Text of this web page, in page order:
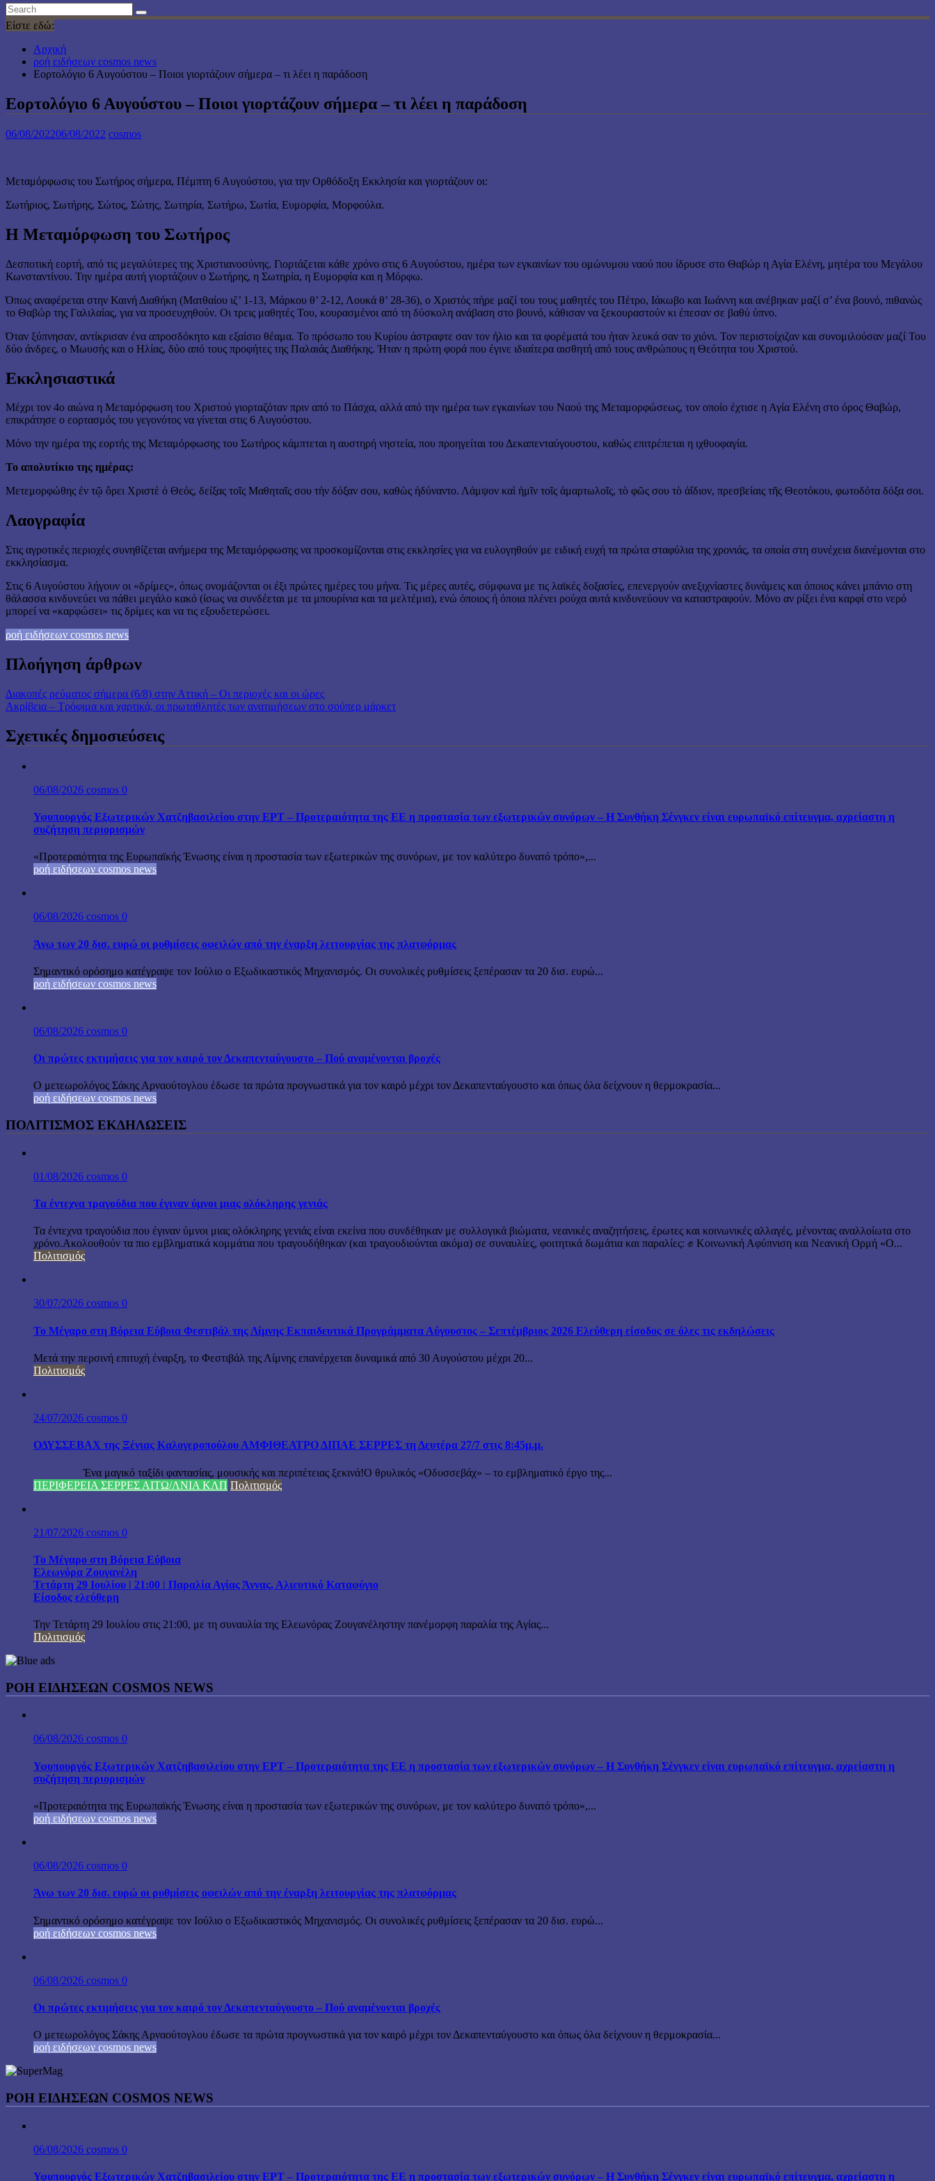
Είστε εδώ:
Αρχική
ροή ειδήσεων cosmos news
Εορτολόγιο 6 Αυγούστου – Ποιοι γιορτάζουν σήμερα – τι λέει η παράδοση
Εορτολόγιο 6 Αυγούστου – Ποιοι γιορτάζουν σήμερα – τι λέει η παράδοση
06/08/202206/08/2022 cosmos
Μεταμόρφωσις του Σωτήρος σήμερα, Πέμπτη 6 Αυγούστου, για την Ορθόδοξη Εκκλησία και γιορτάζουν οι:
Σωτήριος, Σωτήρης, Σώτος, Σώτης, Σωτηρία, Σωτήρω, Σωτία, Ευμορφία, Μορφούλα.
Η Μεταμόρφωση του Σωτήρος
Δεσποτική εορτή, από τις μεγαλύτερες της Χριστιανοσύνης. Γιορτάζεται κάθε χρόνο στις 6 Αυγούστου, ημέρα των εγκαινίων του ομώνυμου ναού που ίδρυσε στο Θαβώρ η Αγία Ελένη, μητέρα του Μεγάλου
Κωνσταντίνου. Την ημέρα αυτή γιορτάζουν ο Σωτήρης, η Σωτηρία, η Ευμορφία και η Μόρφω.
Όπως αναφέρεται στην Καινή Διαθήκη (Ματθαίου ιζ’ 1-13, Μάρκου θ’ 2-12, Λουκά θ’ 28-36), ο Χριστός πήρε μαζί του τους μαθητές του Πέτρο, Ιάκωβο και Ιωάννη και ανέβηκαν μαζί σ’ ένα βουνό, πιθανώς
το Θαβώρ της Γαλιλαίας, για να προσευχηθούν. Οι τρεις μαθητές Του, κουρασμένοι από τη δύσκολη ανάβαση στο βουνό, κάθισαν να ξεκουραστούν κι έπεσαν σε βαθύ ύπνο.
Όταν ξύπνησαν, αντίκρισαν ένα απροσδόκητο και εξαίσιο θέαμα. Το πρόσωπο του Κυρίου άστραφτε σαν τον ήλιο και τα φορέματά του ήταν λευκά σαν το χιόνι. Τον περιστοίχιζαν και συνομιλούσαν μαζί Του
δύο άνδρες, ο Μωυσής και ο Ηλίας, δύο από τους προφήτες της Παλαιάς Διαθήκης. Ήταν η πρώτη φορά που έγινε ιδιαίτερα αισθητή από τους ανθρώπους η Θεότητα του Χριστού.
Εκκλησιαστικά
Μέχρι τον 4ο αιώνα η Μεταμόρφωση του Χριστού γιορταζόταν πριν από το Πάσχα, αλλά από την ημέρα των εγκαινίων του Ναού της Μεταμορφώσεως, τον οποίο έχτισε η Αγία Ελένη στο όρος Θαβώρ,
επικράτησε ο εορτασμός του γεγονότος να γίνεται στις 6 Αυγούστου.
Μόνο την ημέρα της εορτής της Μεταμόρφωσης του Σωτήρος κάμπτεται η αυστηρή νηστεία, που προηγείται του Δεκαπενταύγουστου, καθώς επιτρέπεται η ιχθυοφαγία.
Το απολυτίκιο της ημέρας:
Μετεμορφώθης ἐν τῷ ὄρει Χριστὲ ὁ Θεός, δείξας τοῖς Μαθηταῖς σου τὴν δόξαν σου, καθὼς ἠδύναντο. Λάμψον καὶ ἡμῖν τοῖς ἁμαρτωλοῖς, τὸ φῶς σου τὸ ἀΐδιον, πρεσβείαις τῆς Θεοτόκου, φωτοδότα δόξα σοι.
Λαογραφία
Στις αγροτικές περιοχές συνηθίζεται ανήμερα της Μεταμόρφωσης να προσκομίζονται στις εκκλησίες για να ευλογηθούν με ειδική ευχή τα πρώτα σταφύλια της χρονιάς, τα οποία στη συνέχεια διανέμονται στο
εκκλησίασμα.
Στις 6 Αυγούστου λήγουν οι «δρίμες», όπως ονομάζονται οι έξι πρώτες ημέρες του μήνα. Τις μέρες αυτές, σύμφωνα με τις λαϊκές δοξασίες, επενεργούν ανεξιχνίαστες δυνάμεις και όποιος κάνει μπάνιο στη
θάλασσα κινδυνεύει να πάθει μεγάλο κακό (ίσως να συνδέεται με τα μπουρίνια και τα μελτέμια), ενώ όποιος ή όποια πλένει ρούχα αυτά κινδυνεύουν να καταστραφούν. Μόνο αν ρίξει ένα καρφί στο νερό
μπορεί να «καρφώσει» τις δρίμες και να τις εξουδετερώσει.
ροή ειδήσεων cosmos news
Πλοήγηση άρθρων
Διακοπές ρεύματος σήμερα (6/8) στην Αττική – Οι περιοχές και οι ώρες
Ακρίβεια – Τρόφιμα και χαρτικά, οι πρωταθλητές των ανατιμήσεων στο σούπερ μάρκετ
Σχετικές δημοσιεύσεις
06/08/2026 cosmos 0
Υφυπουργός Εξωτερικών Χατζηβασιλείου στην ΕΡΤ – Προτεραιότητα της ΕΕ η προστασία των εξωτερικών συνόρων – Η Συνθήκη Σένγκεν είναι ευρωπαϊκό επίτευγμα, αχρείαστη η
συζήτηση περιορισμών
«Προτεραιότητα της Ευρωπαϊκής Ένωσης είναι η προστασία των εξωτερικών της συνόρων, με τον καλύτερο δυνατό τρόπο»,...
ροή ειδήσεων cosmos news
06/08/2026 cosmos 0
Άνω των 20 δισ. ευρώ οι ρυθμίσεις οφειλών από την έναρξη λειτουργίας της πλατφόρμας
Σημαντικό ορόσημο κατέγραψε τον Ιούλιο ο Εξωδικαστικός Μηχανισμός. Οι συνολικές ρυθμίσεις ξεπέρασαν τα 20 δισ. ευρώ...
ροή ειδήσεων cosmos news
06/08/2026 cosmos 0
Οι πρώτες εκτιμήσεις για τον καιρό τον Δεκαπενταύγουστο – Πού αναμένονται βροχές
Ο μετεωρολόγος Σάκης Αρναούτογλου έδωσε τα πρώτα προγνωστικά για τον καιρό μέχρι τον Δεκαπενταύγουστο και όπως όλα δείχνουν η θερμοκρασία...
ροή ειδήσεων cosmos news
ΠΟΛΙΤΙΣΜΟΣ ΕΚΔΗΛΩΣΕΙΣ
01/08/2026 cosmos 0
Τα έντεχνα τραγούδια που έγιναν ύμνοι μιας ολόκληρης γενιάς
Τα έντεχνα τραγούδια που έγιναν ύμνοι μιας ολόκληρης γενιάς είναι εκείνα που συνδέθηκαν με συλλογικά βιώματα, νεανικές αναζητήσεις, έρωτες και κοινωνικές αλλαγές, μένοντας αναλλοίωτα στο
χρόνο.Ακολουθούν τα πιο εμβληματικά κομμάτια που τραγουδήθηκαν (και τραγουδιούνται ακόμα) σε συναυλίες, φοιτητικά δωμάτια και παραλίες: ✊ Κοινωνική Αφύπνιση και Νεανική Ορμή «Ο...
Πολιτισμός
30/07/2026 cosmos 0
Το Μέγαρο στη Βόρεια Εύβοια Φεστιβάλ της Λίμνης Εκπαιδευτικά Προγράμματα Αύγουστος – Σεπτέμβριος 2026 Ελεύθερη είσοδος σε όλες τις εκδηλώσεις
Μετά την περσινή επιτυχή έναρξη, το Φεστιβάλ της Λίμνης επανέρχεται δυναμικά από 30 Αυγούστου μέχρι 20...
Πολιτισμός
24/07/2026 cosmos 0
ΟΔΥΣΣΕΒΑΧ της Ξένιας Καλογεροπούλου ΑΜΦΙΘΕΑΤΡΟ ΔΙΠΑΕ ΣΕΡΡΕΣ τη Δευτέρα 27/7 στις 8:45μ.μ.
Ένα μαγικό ταξίδι φαντασίας, μουσικής και περιπέτειας ξεκινά!Ο θρυλικός «Οδυσσεβάχ» – το εμβληματικό έργο της...
ΠΕΡΙΦΕΡΕΙΑ ΣΕΡΡΕΣ ΑΙΤΩ/ΛΝΙΑ ΚΛΠ Πολιτισμός
21/07/2026 cosmos 0
Το Μέγαρο στη Βόρεια Εύβοια
Ελεωνόρα Ζουγανέλη
Τετάρτη 29 Ιουλίου | 21:00 | Παραλία Αγίας Άννας, Αλιευτικό Καταφύγιο
Είσοδος ελεύθερη
Την Τετάρτη 29 Ιουλίου στις 21:00, με τη συναυλία της Ελεωνόρας Ζουγανέληστην πανέμορφη παραλία της Αγίας...
Πολιτισμός
ΡΟΗ ΕΙΔΗΣΕΩΝ COSMOS NEWS
06/08/2026 cosmos 0
Υφυπουργός Εξωτερικών Χατζηβασιλείου στην ΕΡΤ – Προτεραιότητα της ΕΕ η προστασία των εξωτερικών συνόρων – Η Συνθήκη Σένγκεν είναι ευρωπαϊκό επίτευγμα, αχρείαστη η
συζήτηση περιορισμών
«Προτεραιότητα της Ευρωπαϊκής Ένωσης είναι η προστασία των εξωτερικών της συνόρων, με τον καλύτερο δυνατό τρόπο»,...
ροή ειδήσεων cosmos news
06/08/2026 cosmos 0
Άνω των 20 δισ. ευρώ οι ρυθμίσεις οφειλών από την έναρξη λειτουργίας της πλατφόρμας
Σημαντικό ορόσημο κατέγραψε τον Ιούλιο ο Εξωδικαστικός Μηχανισμός. Οι συνολικές ρυθμίσεις ξεπέρασαν τα 20 δισ. ευρώ...
ροή ειδήσεων cosmos news
06/08/2026 cosmos 0
Οι πρώτες εκτιμήσεις για τον καιρό τον Δεκαπενταύγουστο – Πού αναμένονται βροχές
Ο μετεωρολόγος Σάκης Αρναούτογλου έδωσε τα πρώτα προγνωστικά για τον καιρό μέχρι τον Δεκαπενταύγουστο και όπως όλα δείχνουν η θερμοκρασία...
ροή ειδήσεων cosmos news
ΡΟΉ ΕΙΔΉΣΕΩΝ COSMOS NEWS
06/08/2026 cosmos 0
Υφυπουργός Εξωτερικών Χατζηβασιλείου στην ΕΡΤ – Προτεραιότητα της ΕΕ η προστασία των εξωτερικών συνόρων – Η Συνθήκη Σένγκεν είναι ευρωπαϊκό επίτευγμα, αχρείαστη η